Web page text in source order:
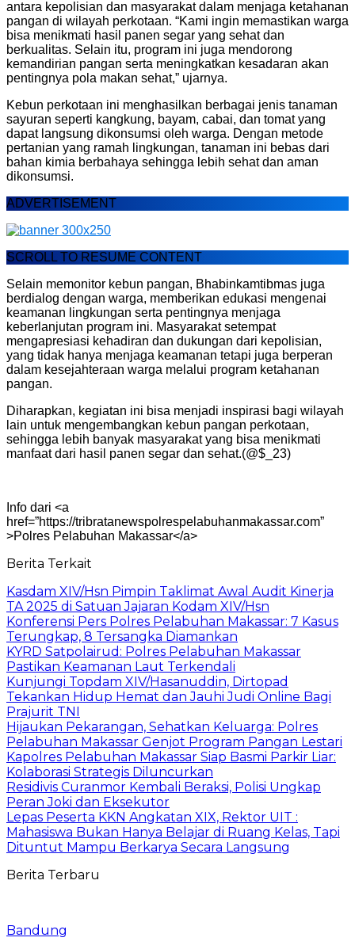
antara kepolisian dan masyarakat dalam menjaga ketahanan
pangan di wilayah perkotaan. “Kami ingin memastikan warga
bisa menikmati hasil panen segar yang sehat dan
berkualitas. Selain itu, program ini juga mendorong
kemandirian pangan serta meningkatkan kesadaran akan
pentingnya pola makan sehat,” ujarnya.
Kebun perkotaan ini menghasilkan berbagai jenis tanaman
sayuran seperti kangkung, bayam, cabai, dan tomat yang
dapat langsung dikonsumsi oleh warga. Dengan metode
pertanian yang ramah lingkungan, tanaman ini bebas dari
bahan kimia berbahaya sehingga lebih sehat dan aman
dikonsumsi.
ADVERTISEMENT
SCROLL TO RESUME CONTENT
Selain memonitor kebun pangan, Bhabinkamtibmas juga
berdialog dengan warga, memberikan edukasi mengenai
keamanan lingkungan serta pentingnya menjaga
keberlanjutan program ini. Masyarakat setempat
mengapresiasi kehadiran dan dukungan dari kepolisian,
yang tidak hanya menjaga keamanan tetapi juga berperan
dalam kesejahteraan warga melalui program ketahanan
pangan.
Diharapkan, kegiatan ini bisa menjadi inspirasi bagi wilayah
lain untuk mengembangkan kebun pangan perkotaan,
sehingga lebih banyak masyarakat yang bisa menikmati
manfaat dari hasil panen segar dan sehat.(@$_23)
Info dari <a
href=”https://tribratanewspolrespelabuhanmakassar.com”
>Polres Pelabuhan Makassar</a>
Berita Terkait
Kasdam XIV/Hsn Pimpin Taklimat Awal Audit Kinerja
TA 2025 di Satuan Jajaran Kodam XIV/Hsn
Konferensi Pers Polres Pelabuhan Makassar: 7 Kasus
Terungkap, 8 Tersangka Diamankan
KYRD Satpolairud: Polres Pelabuhan Makassar
Pastikan Keamanan Laut Terkendali
Kunjungi Topdam XIV/Hasanuddin, Dirtopad
Tekankan Hidup Hemat dan Jauhi Judi Online Bagi
Prajurit TNI
Hijaukan Pekarangan, Sehatkan Keluarga: Polres
Pelabuhan Makassar Genjot Program Pangan Lestari
Kapolres Pelabuhan Makassar Siap Basmi Parkir Liar:
Kolaborasi Strategis Diluncurkan
Residivis Curanmor Kembali Beraksi, Polisi Ungkap
Peran Joki dan Eksekutor
Lepas Peserta KKN Angkatan XIX, Rektor UIT :
Mahasiswa Bukan Hanya Belajar di Ruang Kelas, Tapi
Dituntut Mampu Berkarya Secara Langsung
Berita Terbaru
Bandung